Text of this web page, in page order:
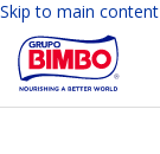
Skip to main content